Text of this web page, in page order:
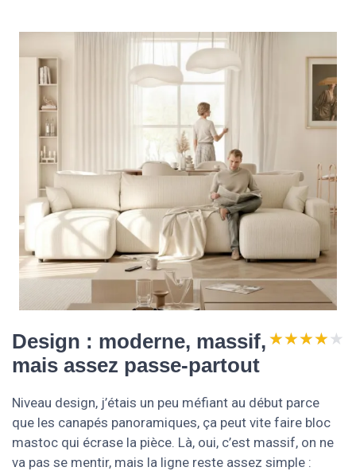
Design : moderne, massif,
mais assez passe-partout
★★★★★
★★★★★
Niveau design, j’étais un peu méfiant au début parce
que les canapés panoramiques, ça peut vite faire bloc
mastoc qui écrase la pièce. Là, oui, c’est massif, on ne
va pas se mentir, mais la ligne reste assez simple :